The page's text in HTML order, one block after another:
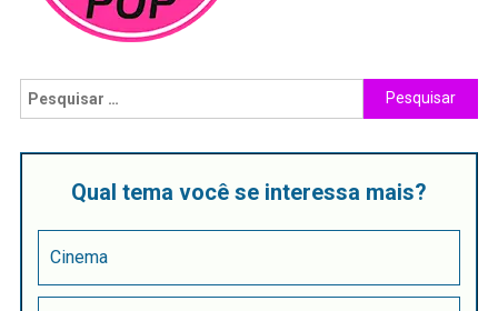
Qual tema você se interessa mais?
Cinema